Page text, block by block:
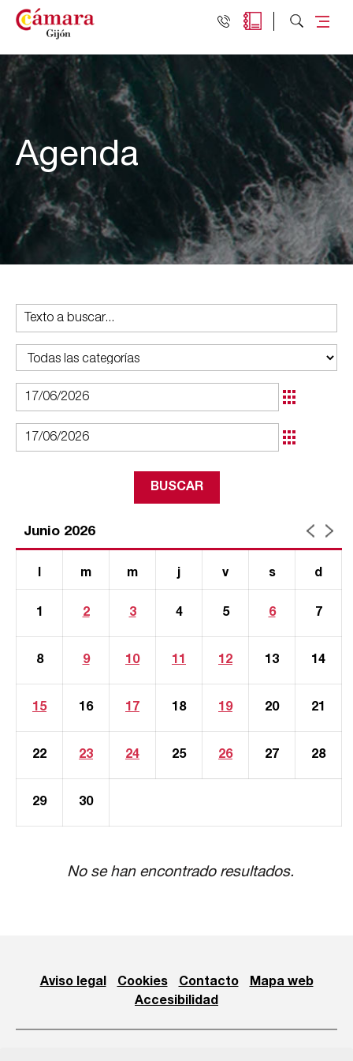
Agenda
Junio 2026
m m v s d
1 2 3 4 5 6 7
8 9 10 11 12 13 14
15 16 17 18 19 20 21
22 23 24 25 26 27 28
29 30
No se han encontrado resultados.
Aviso legal Cookies Contacto
Mapa web
Accesibilidad